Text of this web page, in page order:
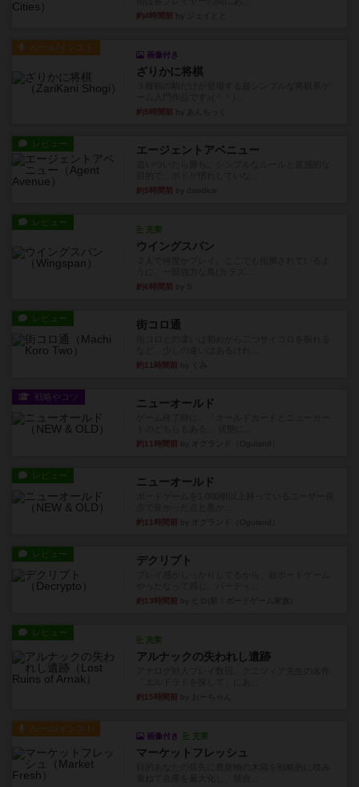
約4時間前
ルール/インスト
画像付き
ざりかに将棋
約5時間前
レビュー エージェントアベニュー
約5時間前
レビュー
充実
ウイングスパン
約6時間前
レビュー 街コロ通
約11時間前
戦略やコツ ニューオールド
約11時間前
レビュー ニューオールド
約11時間前
レビュー デクリプト
約13時間前
レビュー
充実
アルナックの失われし遺跡
約15時間前
ルール/インスト
画像付き 充実
マーケットフレッシュ